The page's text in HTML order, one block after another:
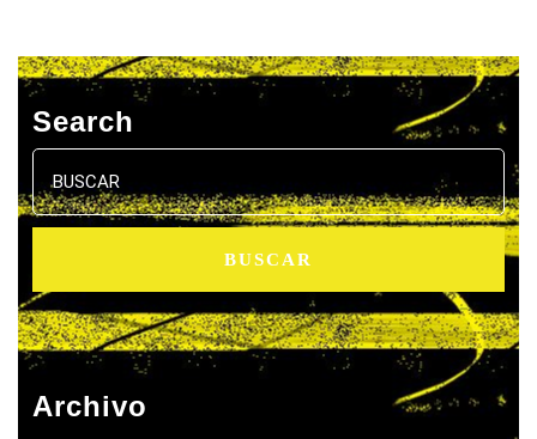
Search
Buscar:
Archivo